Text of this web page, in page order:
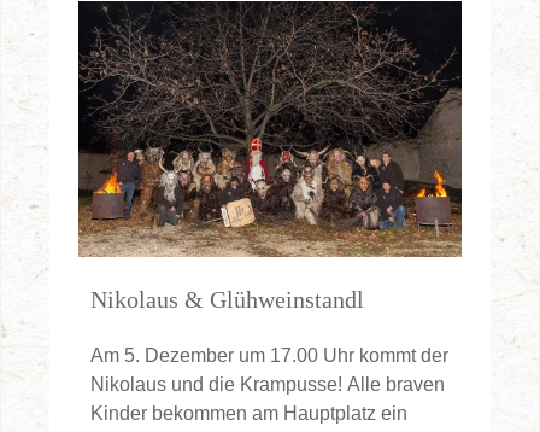
Nikolaus & Glühweinstandl
Am 5. Dezember um 17.00 Uhr kommt der
Nikolaus und die Krampusse! Alle braven
Kinder bekommen am Hauptplatz ein